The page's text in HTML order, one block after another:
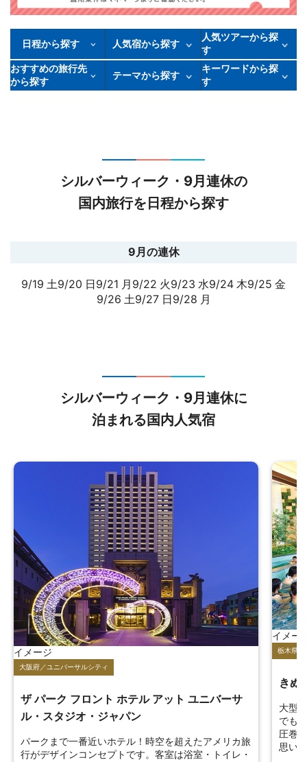
日程から探す 人気宿から探す
人気ツアーから探
す
おすすめの旅行先
から探す
テーマから探す
キーワードから探
す
シルバーウィーク・9月連休の
国内旅行を日程から探す
9月の連休
9/19 土9/20 日9/21 月 9/22 火9/23 水9/24 木9/25 金
9/26 土9/27 日9/28 月
シルバーウィーク・9月連休に
泊まれる国内人気宿
イメージ
栃木県／鬼怒川温泉
大型の屋内スパ・プールが年中無休で楽しめ、雨の日
でもお子様の退屈知らず！夜のレーザー噴水ショーは
思い出作りを。
イメー
栃木県／
東武
シブ
屋上
きま